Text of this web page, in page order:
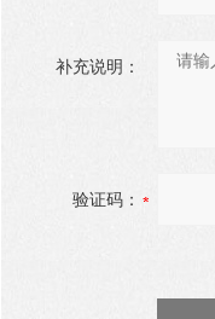
补充说明：
验证码：